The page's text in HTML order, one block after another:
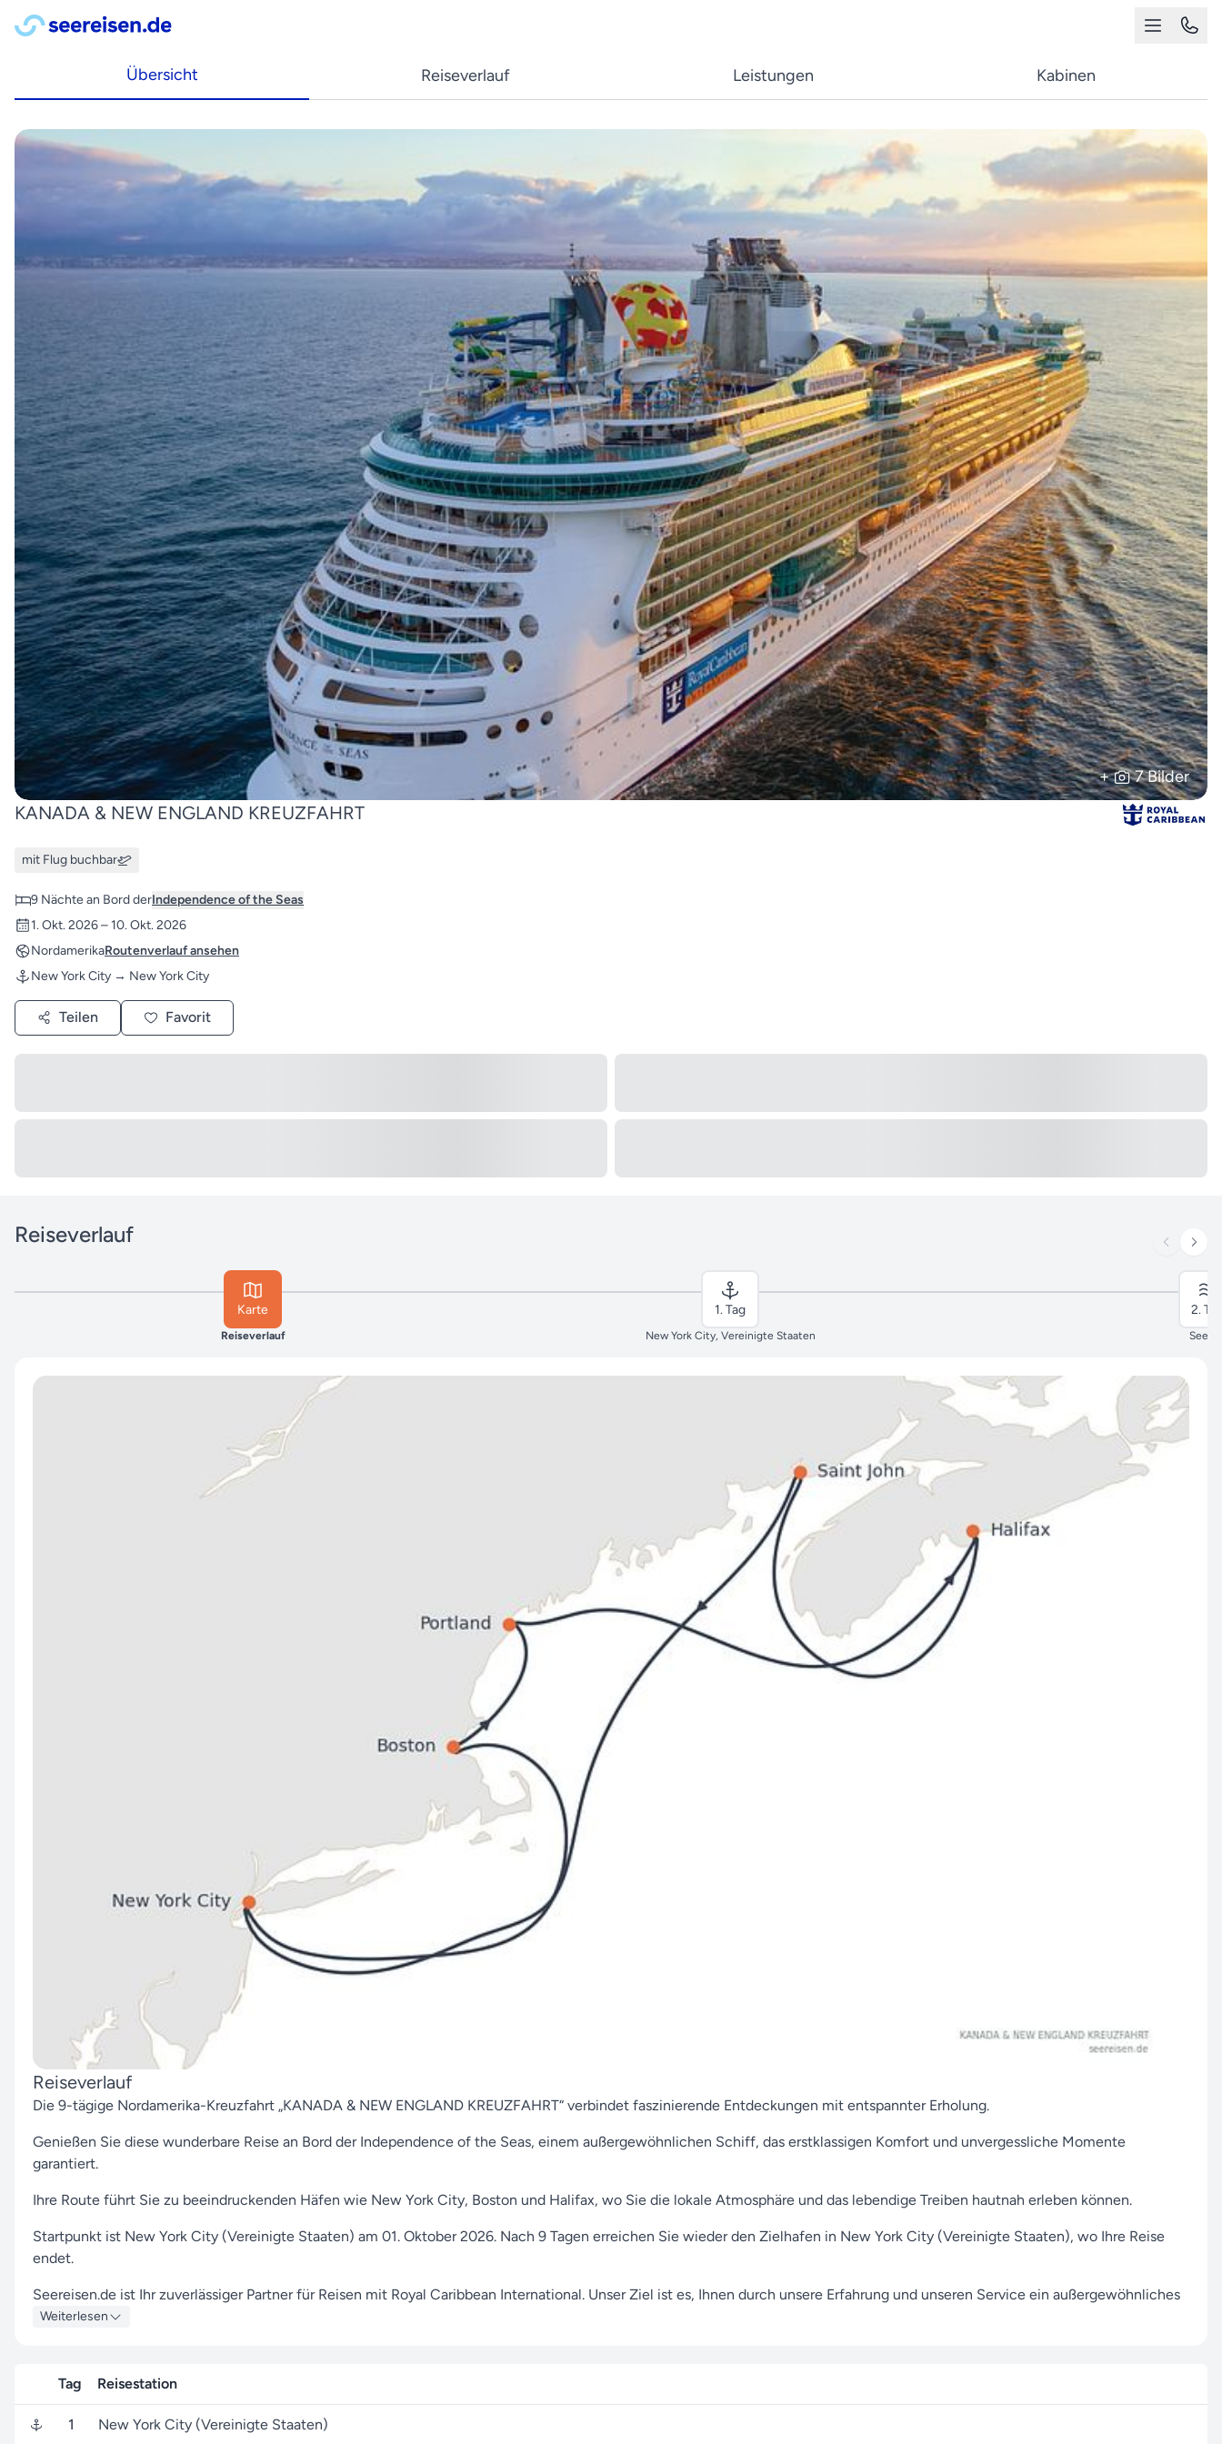
Übersicht Reiseverlauf Leistungen Kabinen
+ 7 Bilder
KANADA & NEW ENGLAND KREUZFAHRT
mit Flug buchbar
9 Nächte an Bord derIndependence of the Seas
1. Okt. 2026 – 10. Okt. 2026
NordamerikaRoutenverlauf ansehen
New York City → New York City
Teilen Favorit
Reiseverlauf
Karte
Reiseverlauf
1. Tag
New York City, Vereinigte Staaten
2.
Reiseverlauf
Die 9-tägige Nordamerika-Kreuzfahrt „KANADA & NEW ENGLAND KREUZFAHRT“ verbindet faszinierende Entdeckungen mit entspannter Erholung.
Genießen Sie diese wunderbare Reise an Bord der Independence of the Seas, einem außergewöhnlichen Schiff, das erstklassigen Komfort und unvergessliche Momente
garantiert.
Ihre Route führt Sie zu beeindruckenden Häfen wie New York City, Boston und Halifax, wo Sie die lokale Atmosphäre und das lebendige Treiben hautnah erleben können.
Startpunkt ist New York City (Vereinigte Staaten) am 01. Oktober 2026. Nach 9 Tagen erreichen Sie wieder den Zielhafen in New York City (Vereinigte Staaten), wo Ihre Reise
endet.
Seereisen.de ist Ihr zuverlässiger Partner für Reisen mit Royal Caribbean International. Unser Ziel ist es, Ihnen durch unsere Erfahrung und unseren Service ein außergewöhnliches
Reiseerlebnis zu ermöglichen.
Das Expertenteam von Seereisen.de steht Ihnen bei allen Anliegen gern zur Seite. Ob bei Buchungen oder Fragen zu Ihrer Reise – wir sind jederzeit für Sie da. Über unseren
Kontaktbereichkönnen Sie uns bequem erreichen.
Weiterlesen
Tag Reisestation
1 New York City (Vereinigte Staaten)